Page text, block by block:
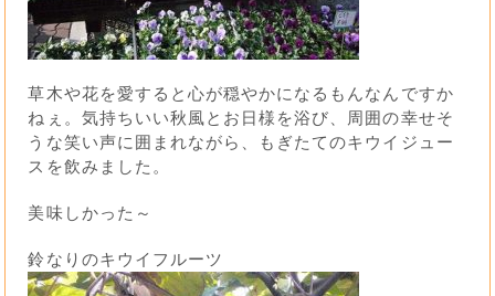
草木や花を愛すると心が穏やかになるもんなんですか
ねぇ。気持ちいい秋風とお日様を浴び、周囲の幸せそ
うな笑い声に囲まれながら、もぎたてのキウイジュー
スを飲みました。
美味しかった～
鈴なりのキウイフルーツ